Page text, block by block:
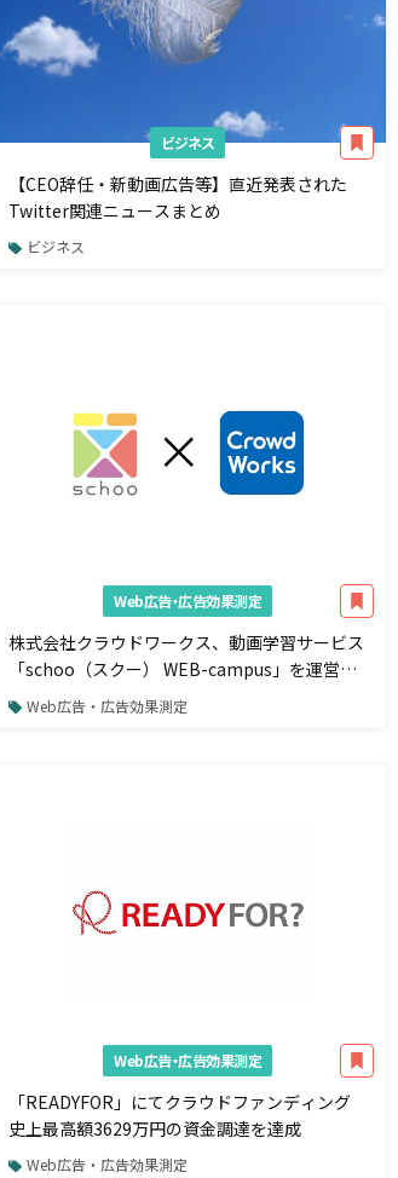
ビジネス
【CEO辞任・新動画広告等】直近発表された
Twitter関連ニュースまとめ
ビジネス
Web広告・広告効果測定
株式会社クラウドワークス、動画学習サービス
「schoo（スクー） WEB-campus」を運営す
る株式会社スクーと事業提携を発表
Web広告・広告効果測定
Web広告・広告効果測定
「READYFOR」にてクラウドファンディング
史上最高額3629万円の資金調達を達成
Web広告・広告効果測定